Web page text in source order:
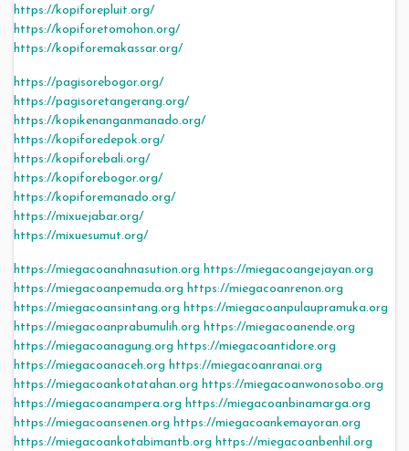
https://kopiforepluit.org/
https://kopiforetomohon.org/
https://kopiforemakassar.org/
https://pagisorebogor.org/
https://pagisoretangerang.org/
https://kopikenanganmanado.org/
https://kopiforedepok.org/
https://kopiforebali.org/
https://kopiforebogor.org/
https://kopiforemanado.org/
https://mixuejabar.org/
https://mixuesumut.org/
https://miegacoanahnasution.org https://miegacoangejayan.org
https://miegacoanpemuda.org https://miegacoanrenon.org
https://miegacoansintang.org https://miegacoanpulaupramuka.org
https://miegacoanprabumulih.org https://miegacoanende.org
https://miegacoanagung.org https://miegacoantidore.org
https://miegacoanaceh.org https://miegacoanranai.org
https://miegacoankotatahan.org https://miegacoanwonosobo.org
https://miegacoanampera.org https://miegacoanbinamarga.org
https://miegacoansenen.org https://miegacoankemayoran.org
https://miegacoankotabimantb.org https://miegacoanbenhil.org